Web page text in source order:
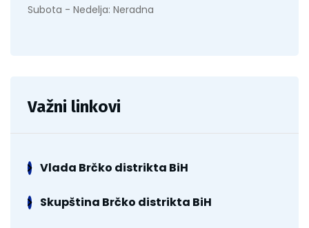
Subota - Nedelja: Neradna
Važni linkovi
Vlada Brčko distrikta BiH
Skupština Brčko distrikta BiH